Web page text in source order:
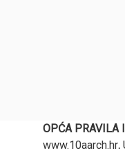
OPĆA PRAVILA
www.10aarch.hr.